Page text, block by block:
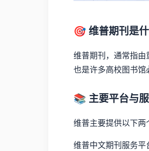
🎯 维普期刊是什
维普期刊，通常指
也是许多高校图书馆
📚 主要平台与
维普主要提供以下两
维普中文期刊服务平